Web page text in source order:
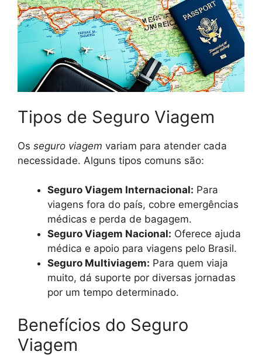
Tipos de Seguro Viagem
Os seguro viagem variam para atender cada
necessidade. Alguns tipos comuns são:
Seguro Viagem Internacional: Para
viagens fora do país, cobre emergências
médicas e perda de bagagem.
Seguro Viagem Nacional: Oferece ajuda
médica e apoio para viagens pelo Brasil.
Seguro Multiviagem: Para quem viaja
muito, dá suporte por diversas jornadas
por um tempo determinado.
Benefícios do Seguro
Viagem